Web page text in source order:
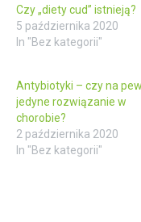
Czy „diety cud” istnieją?
5 października 2020
In "Bez kategorii"
Antybiotyki – czy na
jedyne rozwiązanie w
chorobie?
2 października 2020
In "Bez kategorii"